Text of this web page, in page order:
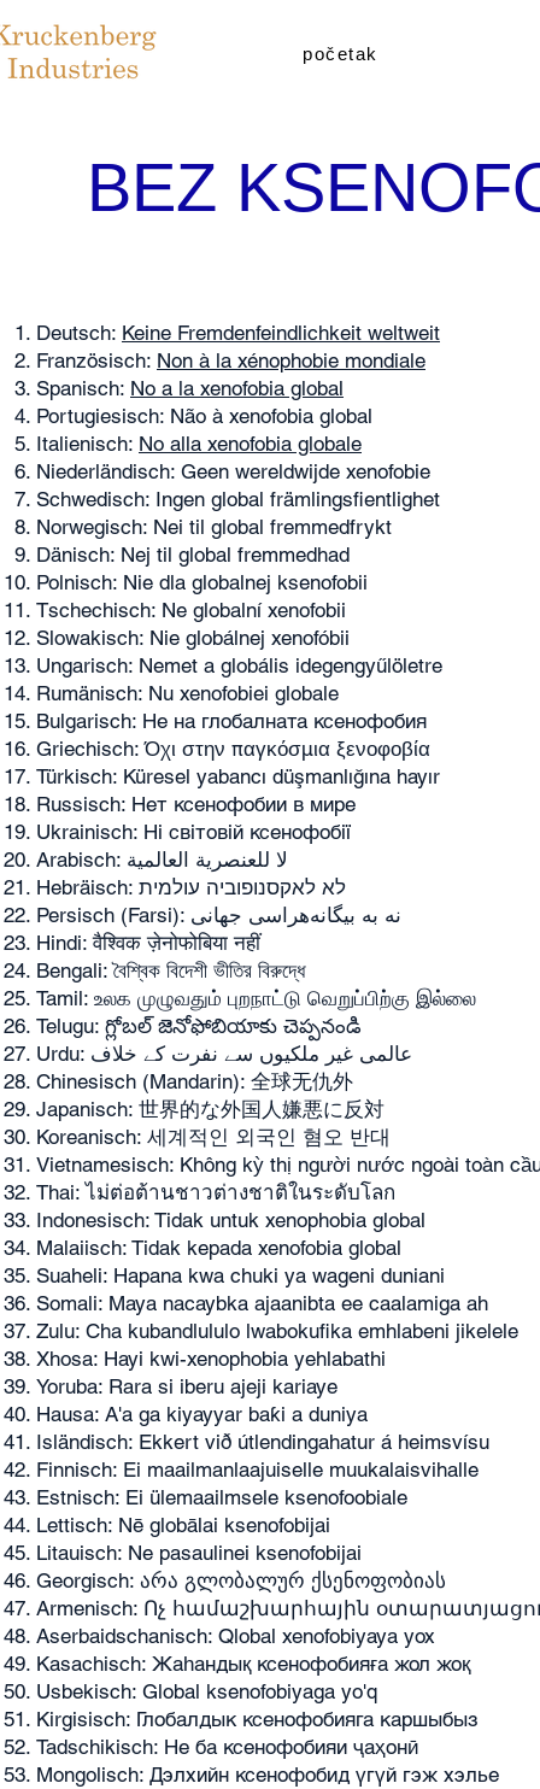
početak
BEZ
Deutsch: Keine Fremdenfeindlichkeit weltweit
Französisch: Non à la xénophobie mondiale
Spanisch: No a la xenofobia global
Portugiesisch: Não à xenofobia global
Italienisch: No alla xenofobia globale
Niederländisch: Geen wereldwijde xenofobie
Schwedisch: Ingen global främlingsfientlighet
Norwegisch: Nei til global fremmedfrykt
Dänisch: Nej til global fremmedhad
Polnisch: Nie dla globalnej ksenofobii
Tschechisch: Ne globalní xenofobii
Slowakisch: Nie globálnej xenofóbii
Ungarisch: Nemet a globális idegengyűlöletre
Rumänisch: Nu xenofobiei globale
Bulgarisch: Не на глобалната ксенофобия
Griechisch: Όχι στην παγκόσμια ξενοφοβία
Türkisch: Küresel yabancı düşmanlığına hayır
Russisch: Нет ксенофобии в мире
Ukrainisch: Ні світовій ксенофобії
Arabisch: لا للعنصرية العالمية
Hebräisch: לא לאקסנופוביה עולמית
Persisch (Farsi): نه به بیگانه‌هراسی جهانی
Hindi: वैश्विक ज़ेनोफोबिया नहीं
Bengali: বৈশ্বিক বিদেশী ভীতির বিরুদ্ধে
Tamil: உலக முழுவதும் புறநாட்டு வெறுப்பிற்கு இல்லை
Telugu: గ్లోబల్ జెనోఫోబియాకు చెప్పనండి
Urdu: عالمی غیر ملکیوں سے نفرت کے خلاف
Chinesisch (Mandarin): 全球无仇外
Japanisch: 世界的な外国人嫌悪に反対
Koreanisch: 세계적인 외국인 혐오 반대
Vietnamesisch: Không kỳ thị người nước ngoài toàn
Thai: ไม่ต่อต้านชาวต่างชาติในระดับโลก
Indonesisch: Tidak untuk xenophobia global
Malaiisch: Tidak kepada xenofobia global
Suaheli: Hapana kwa chuki ya wageni duniani
Somali: Maya nacaybka ajaanibta ee caalamiga ah
Zulu: Cha kubandlululo lwabokufika emhlabeni jikelele
Xhosa: Hayi kwi-xenophobia yehlabathi
Yoruba: Rara si iberu ajeji kariaye
Hausa: A'a ga kiyayyar baƙi a duniya
Isländisch: Ekkert við útlendingahatur á heimsvísu
Finnisch: Ei maailmanlaajuiselle muukalaisvihalle
Estnisch: Ei ülemaailmsele ksenofoobiale
Lettisch: Nē globālai ksenofobijai
Litauisch: Ne pasaulinei ksenofobijai
Georgisch: არა გლობალურ ქსენოფობიას
Armenisch: Ոչ համաշխարհային
Aserbaidschanisch: Qlobal xenofobiyaya yox
Kasachisch: Жаһандық ксенофобияға жол жоқ
Usbekisch: Global ksenofobiyaga yo'q
Kirgisisch: Глобалдык ксенофобияга каршыбыз
Tadschikisch: Не ба ксенофобияи ҷаҳонӣ
Mongolisch: Дэлхийн ксенофобид үгүй гэж хэлье